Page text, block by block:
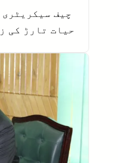
چیف
حیات تارڑ کی